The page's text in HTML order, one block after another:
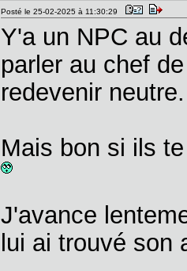
Posté le 25-02-2025 à 11:30:29
Y'a un NPC au
parler au chef
redevenir neutre.
Mais bon si ils
J'avance
lui ai trouvé son